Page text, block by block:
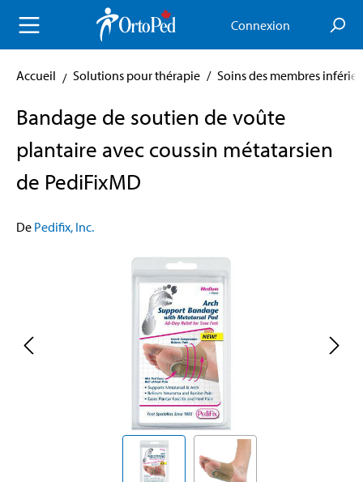
principal Connexion
Accueil Solutions pour thérapie / Soins des membres
Bandage de soutien de voûte
plantaire avec coussin métatarsien
de PediFixMD
De Pedifix, Inc.